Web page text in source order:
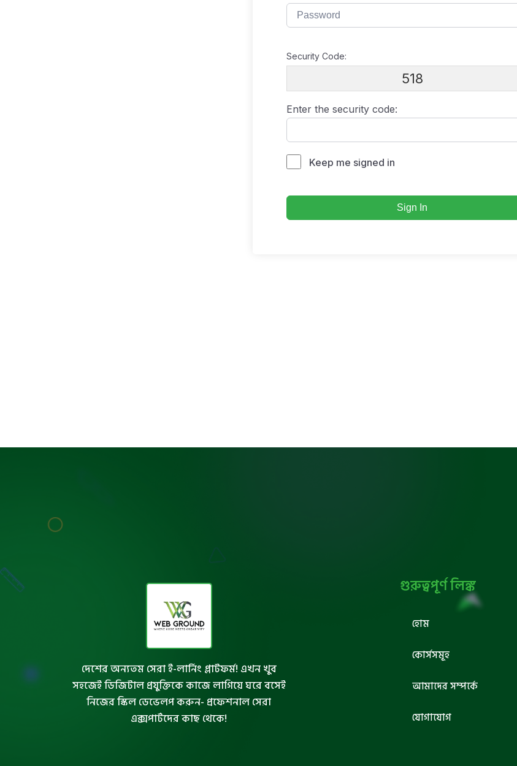
Security Code:
518
Enter the security code:
Keep me signed in
Sign In
দেশের অন্যতম সেরা ই-লার্নিং প্লাটফর্ম! এখন খুব
সহজেই ডিজিটাল প্রযুক্তিকে কাজে লাগিয়ে ঘরে বসেই
নিজের স্কিল ডেভেলপ করুন- প্রফেশনাল সেরা
এক্সপার্টদের কাছ থেকে!
গুরুত্বপূর্ণ লিঙ্ক
হোম
কোর্সসমূহ
আমাদের সম্পর্কে
যোগাযোগ